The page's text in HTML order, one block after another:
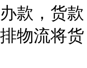
款，货款
物流将货